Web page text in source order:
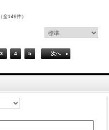
（全149件）
3 4 5 次へ